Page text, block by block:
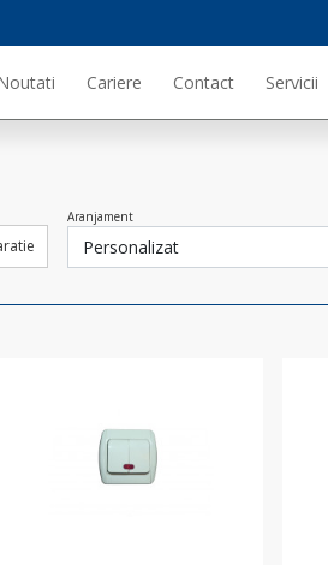
Cariere Contact Servicii
Aranjament